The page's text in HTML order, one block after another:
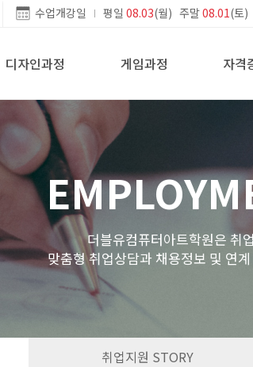
수업개강일 평일 08.03(월) 주말08.01(토)
디자인과정 게임과정 자격
더블유컴퓨터아트학원은 취
맞춤형 취업상담과 채용정보 및 연
취업지원 STORY